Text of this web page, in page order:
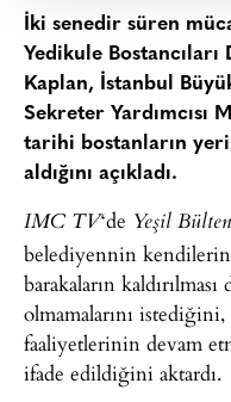
İki senedir süren
Yedikule Bostancıları
Kaplan, İstanbul
Sekreter Yardımcısı
tarihi bostanların
aldığını açıkladı.
IMC TV‘de Yeşil Bülten
belediyennin
barakaların
olmamalarını istediğini,
faaliyetlerinin devam
ifade edildiğini aktardı.